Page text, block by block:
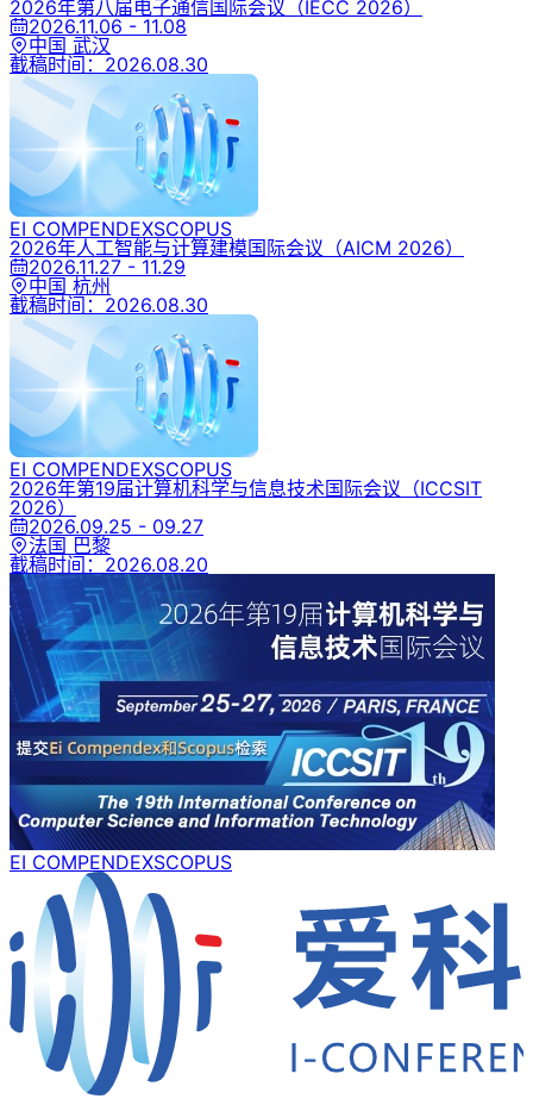
2026年第八届电子通信国际会议 （IECC 2026）
2026.11.06 - 11.08
中国 武汉
截稿时间： 2026.08.30
EI COMPENDEXSCOPUS
2026年人工智能与计算建模国际会议 （AICM 2026）
2026.11.27 - 11.29
中国 杭州
截稿时间： 2026.08.30
EI COMPENDEXSCOPUS
2026年第19届计算机科学与信息技术国际会议 （ICCSIT
2026）
2026.09.25 - 09.27
法国 巴黎
截稿时间： 2026.08.20
EI COMPENDEXSCOPUS